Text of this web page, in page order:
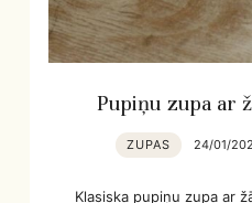
Pupiņu zupa ar
ZUPAS 24/01/
Klasiska pupiņu zupa ar